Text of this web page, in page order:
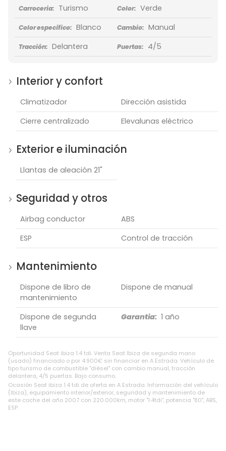
Carroceria: Turismo Color: Verde
Color específico: Blanco Cambio: Manual
Tracción: Delantera Puertas: 4/5
Interior y confort
Climatizador
Dirección asistida
Cierre centralizado
Elevalunas eléctrico
Exterior e iluminación
Llantas de aleación 21"
Seguridad y otros
Airbag conductor
ABS
ESP
Control de tracción
Mantenimiento
Dispone de libro de
mantenimiento
Dispone de manual
Dispone de segunda
llave
Garantia: 1 año
Oportunidad Seat ibiza 1.4 tdi. Venta Seat Ibiza de segunda mano
(usado) financiado o por 4.900€ sin financiar en A Estrada. Vehículo de
tipo turismo de combustible "diésel" con cambio manual, tracción
delantera, 4/5 puertas. Bajo consumo.
Ocasión Seat ibiza 1.4 tdi de oferta en A Estrada. Información del vehículo
(Ibiza), equipamiento interior/exterior, seguridad y mantenimiento de
este coche del año 2007 con 220.000km, motor "1.4tdi", potencia "80", ABS,
ESP.